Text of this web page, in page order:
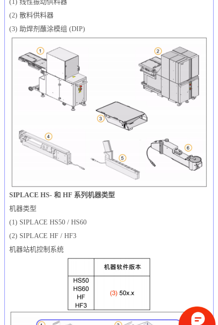
(1) 线性振动供料器
(2) 散料供料器
(3) 助焊剂蘸涂模组 (DIP)
SIPLACE HS- 和 HF 系列机器类型
机器类型
(1) SIPLACE HS50 / HS60
(2) SIPLACE HF / HF3
机器站机控制系统